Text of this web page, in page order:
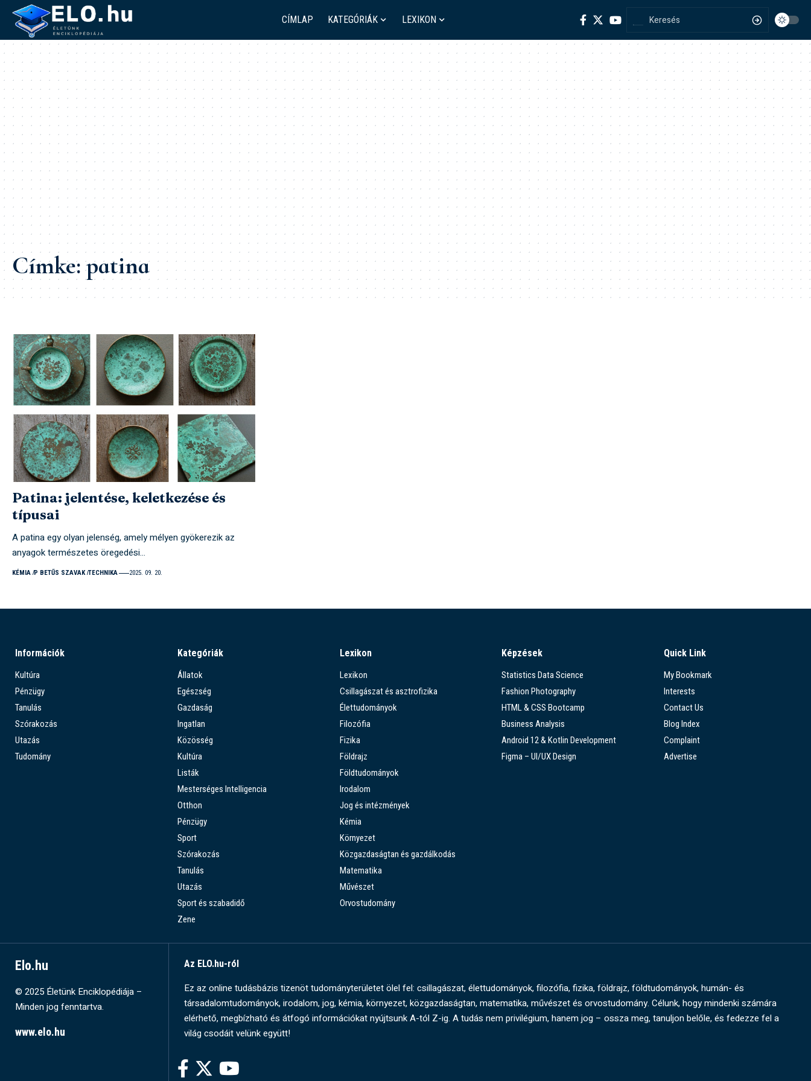
CÍMLAP KATEGÓRIÁK LEXIKON
Címke:patina
Patina: jelentése, keletkezése és
típusai
A patina egy olyan jelenség, amely mélyen gyökerezik az
anyagok természetes öregedési…
KÉMIA P BETŰS SZAVAK TECHNIKA 2025. 09. 20.
Információk
Kultúra
Pénzügy
Tanulás
Szórakozás
Utazás
Tudomány
Kategóriák
Állatok
Egészség
Gazdaság
Ingatlan
Közösség
Kultúra
Listák
Mesterséges Intelligencia
Otthon
Pénzügy
Sport
Szórakozás
Tanulás
Utazás
Sport és szabadidő
Zene
Lexikon
Lexikon
Csillagászat és asztrofizika
Élettudományok
Filozófia
Fizika
Földrajz
Földtudományok
Irodalom
Jog és intézmények
Kémia
Környezet
Közgazdaságtan és gazdálkodás
Matematika
Művészet
Orvostudomány
Képzések
Statistics Data Science
Fashion Photography
HTML & CSS Bootcamp
Business Analysis
Android 12 & Kotlin Development
Figma – UI/UX Design
Quick Link
My Bookmark
Interests
Contact Us
Blog Index
Complaint
Advertise
Elo.hu
© 2025 Életünk Enciklopédiája –
Minden jog fenntartva.
www.elo.hu
Az ELO.hu-ról
Ez az online tudásbázis tizenöt tudományterületet ölel fel: csillagászat, élettudományok, filozófia, fizika, földrajz, földtudományok, humán- és
társadalomtudományok, irodalom, jog, kémia, környezet, közgazdaságtan, matematika, művészet és orvostudomány. Célunk, hogy mindenki számára
elérhető, megbízható és átfogó információkat nyújtsunk A-tól Z-ig. A tudás nem privilégium, hanem jog – ossza meg, tanuljon belőle, és fedezze fel a
világ csodáit velünk együtt!